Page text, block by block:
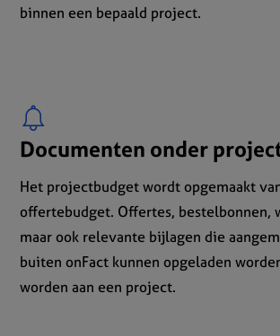
binnen een bepaald project.
Documenten onder
Het projectbudget wordt opgemaakt
offertebudget. Offertes, bestelbonnen,
maar ook relevante bijlagen die
buiten onFact kunnen opgeladen
worden aan een project.